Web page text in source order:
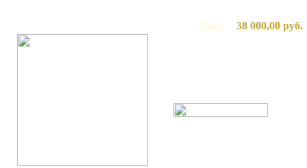
Цена: 38 000,00 руб.